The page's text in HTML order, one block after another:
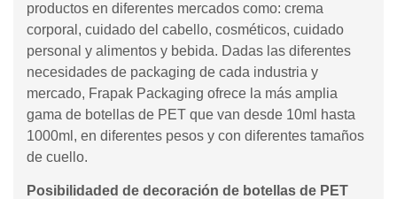
productos en diferentes mercados como: crema
corporal, cuidado del cabello, cosméticos, cuidado
personal y alimentos y bebida. Dadas las diferentes
necesidades de packaging de cada industria y
mercado, Frapak Packaging ofrece la más amplia
gama de botellas de PET que van desde 10ml hasta
1000ml, en diferentes pesos y con diferentes tamaños
de cuello.
Posibilidaded de decoración de botellas de PET